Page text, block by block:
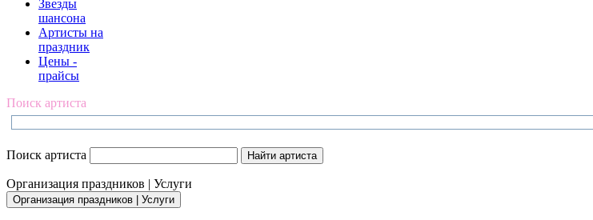
Звезды
шансона
Артисты на
праздник
Цены -
прайсы
Поиск артиста
Поиск артиста
Организация праздников | Услуги
Организация праздников | Услуги